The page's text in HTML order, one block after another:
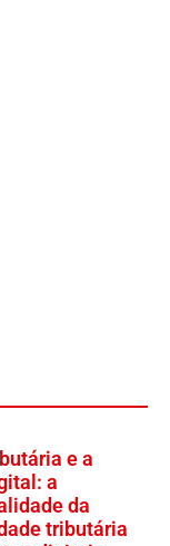
e a
a
da
tributária